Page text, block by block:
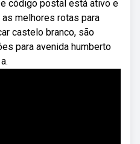
código postal está ativo e
melhores rotas para
castelo branco, são
para avenida humberto